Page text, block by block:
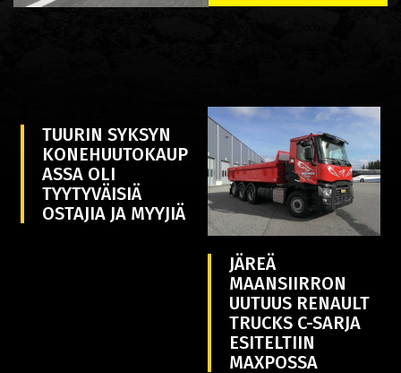
TUURIN SYKSYN
KONEHUUTOKAUP
ASSA OLI
TYYTYVÄISIÄ
OSTAJIA JA MYYJIÄ
JÄREÄ
MAANSIIRRON
UUTUUS RENAULT
TRUCKS C-SARJA
ESITELTIIN
MAXPOSSA